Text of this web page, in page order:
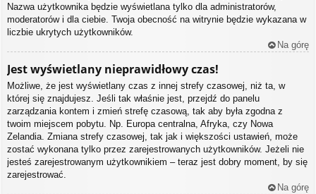
Nazwa użytkownika będzie wyświetlana tylko dla administratorów,
moderatorów i dla ciebie. Twoja obecność na witrynie będzie wykazana w
liczbie ukrytych użytkowników.
Na górę
Jest wyświetlany nieprawidłowy czas!
Możliwe, że jest wyświetlany czas z innej strefy czasowej, niż ta, w
której się znajdujesz. Jeśli tak właśnie jest, przejdź do panelu
zarządzania kontem i zmień strefę czasową, tak aby była zgodna z
twoim miejscem pobytu. Np. Europa centralna, Afryka, czy Nowa
Zelandia. Zmiana strefy czasowej, tak jak i większości ustawień, może
zostać wykonana tylko przez zarejestrowanych użytkowników. Jeżeli nie
jesteś zarejestrowanym użytkownikiem – teraz jest dobry moment, by się
zarejestrować.
Na górę